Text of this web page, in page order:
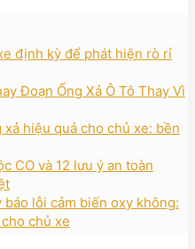
định kỳ để phát hiện rò rỉ
Đoạn Ống Xả Ô Tô Thay Vì
hiệu quả cho chủ xe: bền
CO và 12 lưu ý an toàn
lỗi cảm biến oxy không:
chủ xe